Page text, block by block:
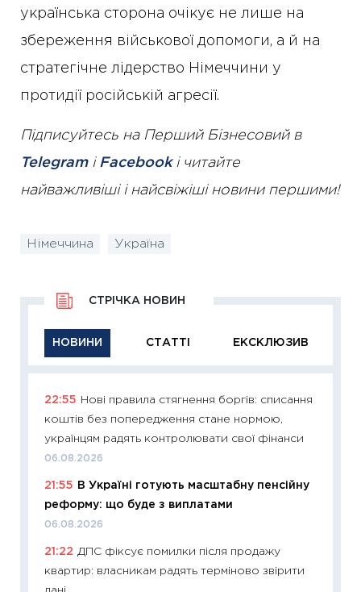
українська сторона очікує не лише на
збереження військової допомоги, а й на
стратегічне лідерство Німеччини у
протидії російській агресії.
Підписуйтесь на Перший Бізнесовий в
Telegramі Facebookі читайте
найважливіші і найсвіжіші новини першими!
Німеччина Україна
НОВИНИ СТАТТІ ЕКСКЛЮЗИВ
СТРІЧКА НОВИН
22:55
Нові правила стягнення боргів: списання
коштів без попередження стане нормою,
українцям радять контролювати свої фінанси
06.08.2026
21:55
В Україні готують масштабну пенсійну
реформу: що буде з виплатами
06.08.2026
21:22 ДПС фіксує помилки після продажу
квартир: власникам радять терміново звірити